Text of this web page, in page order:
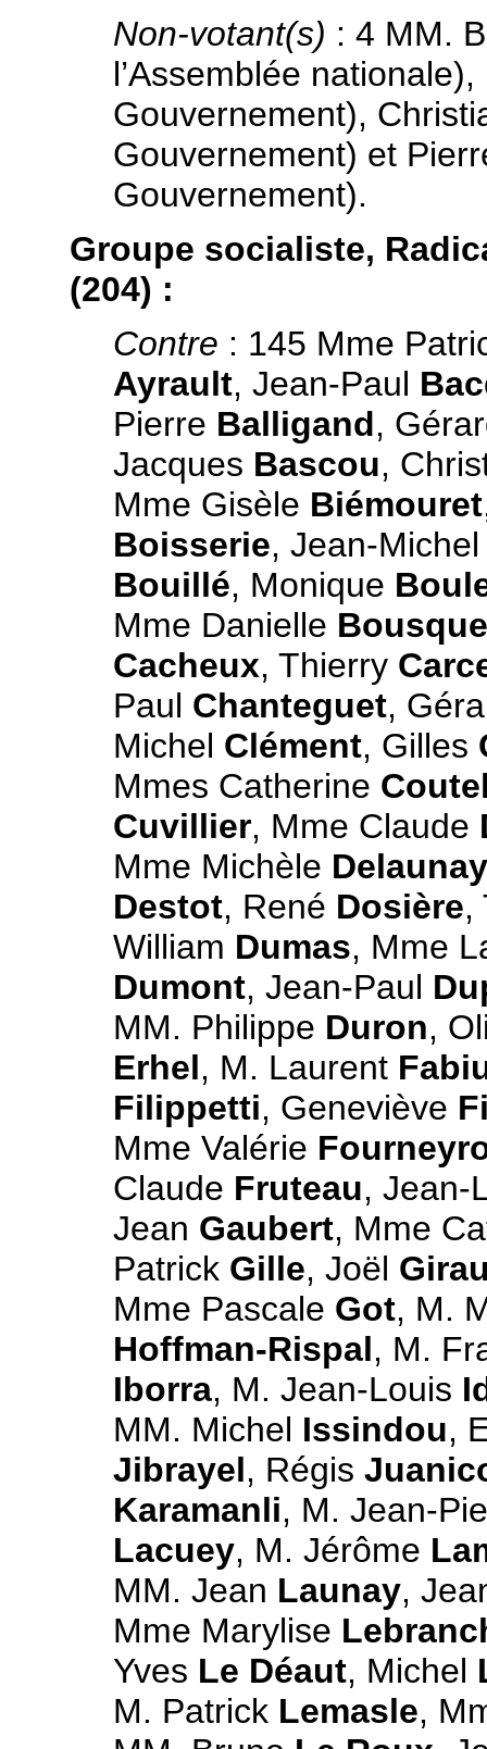
Non-votant(s) : 4 MM.
l’Assemblée
Gouvernement),
Gouvernement) et
Gouvernement).
Groupe socialiste,
(204) :
Contre : 145 Mme
Ayrault, Jean-Paul
Pierre Balligand,
Jacques Bascou,
Mme Gisèle Biémouret
Boisserie, Jean-
Bouillé, Monique
Mme Danielle
Cacheux, Thierry
Paul Chanteguet,
Michel Clément, Gilles
Mmes Catherine
Cuvillier, Mme Claude
Mme Michèle Delaunay
Destot, René Dosière,
William Dumas, Mme
Dumont, Jean-Paul
MM. Philippe Duron,
Erhel, M. Laurent
Filippetti, Geneviève
Mme Valérie
Claude Fruteau, Jean-
Jean Gaubert, Mme
Patrick Gille, Joël
Mme Pascale Got, M.
Hoffman-Rispal, M.
Iborra, M. Jean-Louis
MM. Michel Issindou,
Jibrayel, Régis
Karamanli, M. Jean-
Lacuey, M. Jérôme
MM. Jean Launay,
Mme Marylise
Yves Le Déaut, Michel
M. Patrick Lemasle,